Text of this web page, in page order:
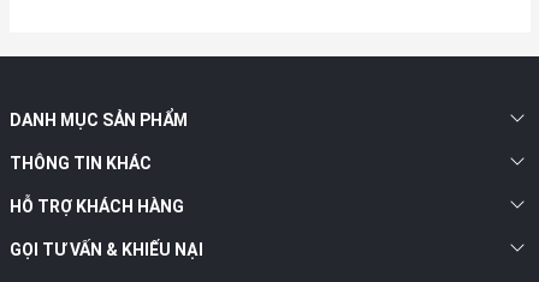
DANH MỤC SẢN PHẨM
THÔNG TIN KHÁC
HỖ TRỢ KHÁCH HÀNG
GỌI TƯ VẤN & KHIẾU NẠI